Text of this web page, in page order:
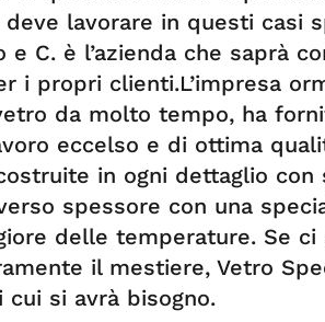
lavorare in questi casi
e C. è l’azienda che saprà
i propri clienti.L’impresa
da molto tempo, ha
eccelso e di ottima
in ogni dettaglio con
spessore con una
delle temperature. Se
il mestiere, Vetro
si avrà bisogno.